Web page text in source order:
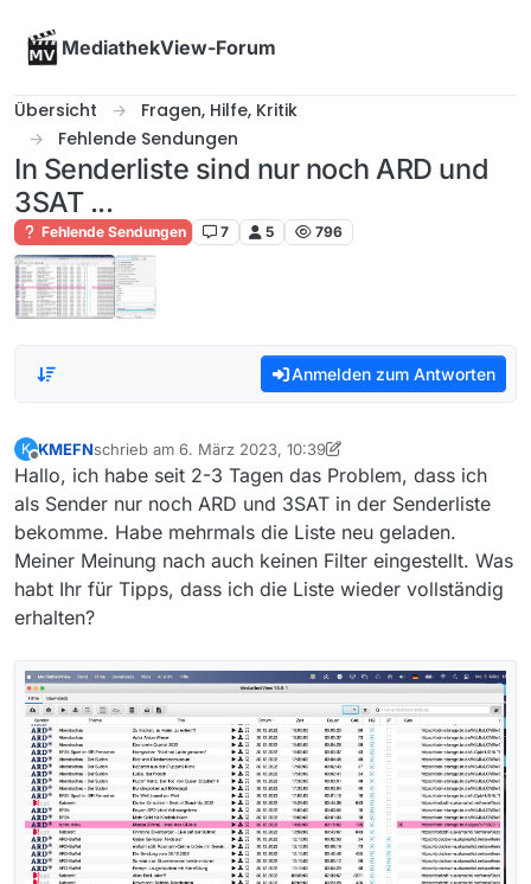
MediathekView-Forum
Übersicht
Fragen, Hilfe, Kritik
Fehlende Sendungen
In Senderliste sind nur noch ARD und
3SAT ...
Fehlende Sendungen 7 5 796
Anmelden zum Antworten
K
Offline
KMEFNschrieb am 6. März 2023, 10:39
zuletzt editiert von KMEFN3. Juni 2023, 11:49
Hallo, ich habe seit 2-3 Tagen das Problem, dass ich
als Sender nur noch ARD und 3SAT in der Senderliste
bekomme. Habe mehrmals die Liste neu geladen.
Meiner Meinung nach auch keinen Filter eingestellt. Was
habt Ihr für Tipps, dass ich die Liste wieder vollständig
erhalten?